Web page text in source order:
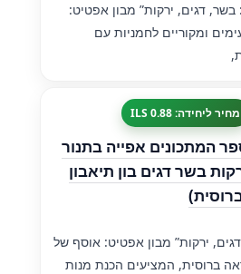
דגים, ירקות” מבון אפטיט:
ומקוריים לחמניות עם
מחיר ליחידה: 0.88 ILS
המתכונים אפייה בתנור
בשר דגים בון תיאבון
ירקות” מבון אפטיט: אוסף של
ברוסית, המציעים הכנת מנות